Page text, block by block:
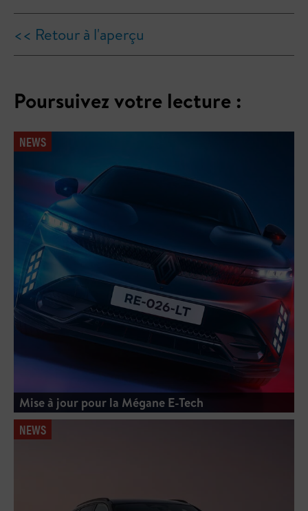
<< Retour à l'aperçu
Poursuivez votre lecture :
NEWS
Mise à jour pour la Mégane E-Tech
NEWS